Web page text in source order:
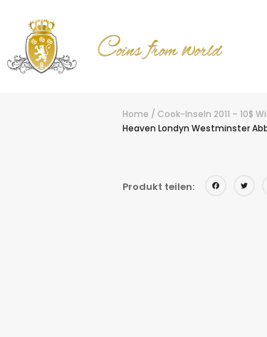
Home / Cook-Inseln 2011 – 10$
Heaven Londyn Westminster
Produkt teilen: